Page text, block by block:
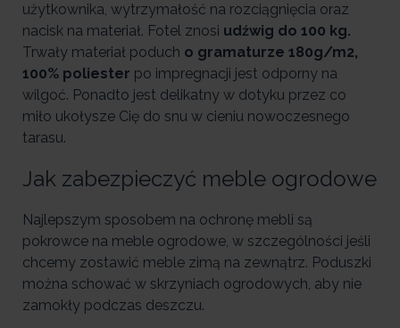
użytkownika, wytrzymałość na rozciągnięcia oraz
nacisk na materiał. Fotel znosi udźwig do 100 kg.
Trwały materiał poduch o gramaturze 180g/m2,
100% poliester po impregnacji jest odporny na
wilgoć. Ponadto jest delikatny w dotyku przez co
miło ukołysze Cię do snu w cieniu nowoczesnego
tarasu.
Jak zabezpieczyć meble ogrodowe
Najlepszym sposobem na ochronę mebli są
pokrowce na meble ogrodowe, w szczególności jeśli
chcemy zostawić meble zimą na zewnątrz. Poduszki
można schować w skrzyniach ogrodowych, aby nie
zamokły podczas deszczu.